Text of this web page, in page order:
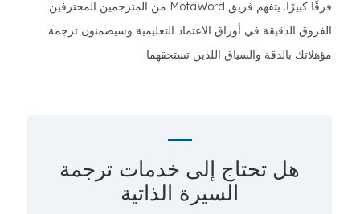
فرقًا كبيرًا. يتفهم فريق MotaWord من المترجمين المحترفين
الفروق الدقيقة في أوراق الاعتماد التعليمية وسيضمنون ترجمة
مؤهلاتك بالدقة والسياق اللذين تستحقهما.
هل تحتاج إلى خدمات ترجمة
السيرة الذاتية